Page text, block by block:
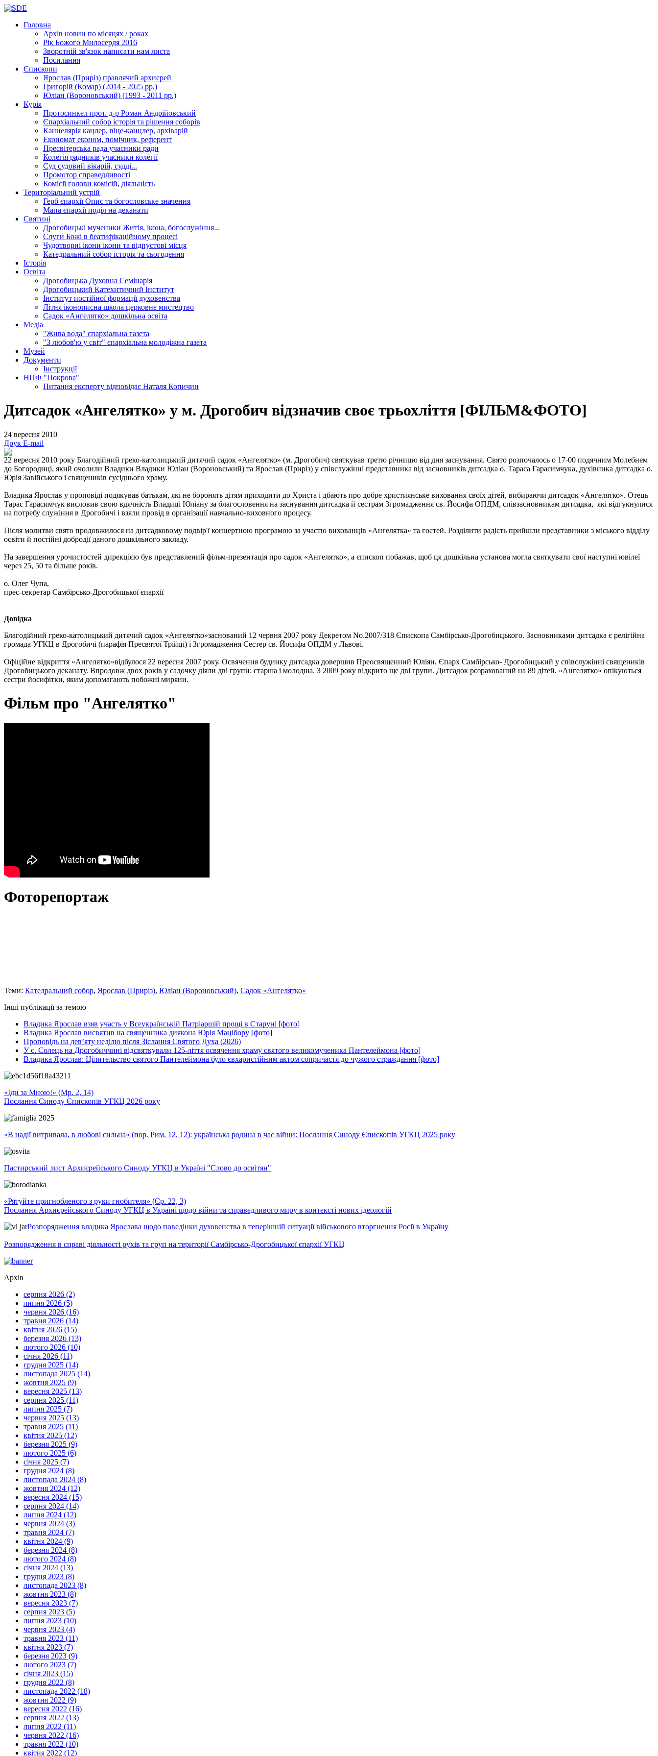
Головна
Архів новин по місяцях / роках
Рік Божого Милосердя 2016
Зворотній зв'язок написати нам листа
Посилання
Єпископи
Ярослав (Приріз) правлячий архиєрей
Григорій (Комар) (2014 - 2025 рр.)
Юліан (Вороновський) (1993 - 2011 рр.)
Курія
Протосинкел прот. д-р Роман Андрійовський
Єпархіальний собор історія та рішення соборів
Канцелярія кацлер, віце-канцлер, архіварій
Економат економ, помічник, референт
Пресвітерська рада учасники ради
Колегія радників учасники колегії
Суд судовий вікарій, судді...
Промотор справедливості
Комісіїголови комісій, діяльність
Територіальний устрій
Герб єпархіїОпис та богословське значення
Мапа єпархіїподіл на деканати
Святині
Дрогобицькі мученики Житія, ікона, богослужіння...
Слуги Божі в беатифікаційному процесі
Чудотворні ікони ікони та відпустові місця
Катедральний собор історія та сьогодення
Історія
Освіта
Дрогобицька Духовна Семінарія
Дрогобицький Катехитичний Інститут
Інститут постійної формації духовенства
Літня іконописна школа церковне мистецтво
Садок «Ангелятко» дошкільна освіта
Медіа
"Жива вода" єпархіальна газета
"З любов'ю у світ" єпархіальна молодіжна газета
Музей
Документи
Інструкції
НПФ "Покрова"
Питання експерту відповідає Наталя Копичин
Дитсадок «Ангелятко» у м. Дрогобич відзначив своє трьохліття [ФІЛЬМ&ФОТО]
24 вересня 2010
Друк E-mail
22 вересня 2010 року Благодійний греко-католицький дитячий садок «Ангелятко» (м. Дрогобич) святкував третю річницю від дня заснування. Свято розпочалось о 17-00 подячним Молебнем
до Богородиці, який очолили Владики Владики Юліан (Вороновський) та Ярослав (Приріз) у співслужінні представника від засновників дитсадка о. Тараса Гарасимчука, духівника дитсадка о.
Юрія Завійського і священиків сусіднього храму.
Владика Ярослав у проповіді подякував батькам, які не боронять дітям приходити до Христа і дбають про добре християнське виховання своїх дітей, вибираючи дитсадок «Ангелятко». Отець
Тарас Гарасимчук висловив свою вдячність Владиці Юліану за благословення на заснування дитсадка й сестрам Згромадження св. Йосифа ОПДМ, співзасновникам дитсадка, які відгукнулися
на потребу служіння в Дрогобичі і взяли провід в організації навчально-виховного процесу.
Після молитви свято продовжилося на дитсадковому подвір'ї концертною програмою за участю вихованців «Ангелятка» та гостей. Розділити радість прийшли представники з міського відділу
освіти й постійні добродії даного дошкільного закладу.
На завершення урочистостей дирекцією був представлений фільм-презентація про садок «Ангелятко», а єпископ побажав, щоб ця дошкільна установа могла святкувати свої наступні ювілеї
через 25, 50 та більше років.
о. Олег Чупа,
прес-секретар Самбірсько-Дрогобицької єпархії
Довідка
Благодійний греко-католицький дитячий садок «Ангелятко»заснований 12 червня 2007 року Декретом No.2007/318 Єпископа Самбірсько-Дрогобицького. Засновниками дитсадка є релігійна
громада УГКЦ в Дрогобичі (парафія Пресвятої Трійці) і Згромадження Сестер св. Йосифа ОПДМ у Львові.
Офіційне відкриття «Ангелятко»відбулося 22 вересня 2007 року. Освячення будинку дитсадка довершив Преосвященний Юліян, Єпарх Самбірсько- Дрогобицький у співслужінні священиків
Дрогобицького деканату. Впродовж двох років у садочку діяли дві групи: старша і молодша. З 2009 року відкрито ще дві групи. Дитсадок розрахований на 89 дітей. «Ангелятко» опікуються
сестри йосифітки, яким допомагають побожні миряни.
Фільм про "Ангелятко"
Фоторепортаж
Теми: Катедральний собор, Ярослав (Приріз), Юліан (Вороновський), Садок «Ангелятко»
Інші публікації за темою
Владика Ярослав взяв участь у Всеукраїнській Патріаршій прощі в Старуні [фото]
Владика Ярослав висвятив на священника диякона Юрія Мацібору [фото]
Проповідь на дев’яту неділю після Зіслання Святого Духа (2026)
У с. Солець на Дрогобиччині відсвяткували 125-ліття освячення храму святого великомученика Пантелеймона [фото]
Владика Ярослав: Цілительство святого Пантелеймона було євхаристійним актом сопричастя до чужого страждання [фото]
«Іди за Мною!» (Мр. 2, 14)
Послання Синоду Єпископів УГКЦ 2026 року
«В надії витривала, в любові сильна» (пор. Рим. 12, 12): українська родина в час війни: Послання Синоду Єпископів УГКЦ 2025 року
Пастирський лист Архиєрейського Синоду УГКЦ в Україні "Слово до освітян"
«Рятуйте пригнобленого з руки гнобителя» (Єр. 22, 3)
Послання Архиєрейського Синоду УГКЦ в Україні щодо війни та справедливого миру в контексті нових ідеологій
Розпорядження владика Ярослава щодо поведінки духовенства в теперішній ситуації військового вторгнення Росії в Україну
Розпорядження в справі діяльності рухів та груп на території Самбірсько-Дрогобицької єпархії УГКЦ
Архів
серпня 2026 (2)
липня 2026 (5)
червня 2026 (16)
травня 2026 (14)
квітня 2026 (15)
березня 2026 (13)
лютого 2026 (10)
січня 2026 (11)
грудня 2025 (14)
листопада 2025 (14)
жовтня 2025 (9)
вересня 2025 (13)
серпня 2025 (11)
липня 2025 (7)
червня 2025 (13)
травня 2025 (11)
квітня 2025 (12)
березня 2025 (9)
лютого 2025 (6)
січня 2025 (7)
грудня 2024 (8)
листопада 2024 (8)
жовтня 2024 (12)
вересня 2024 (15)
серпня 2024 (14)
липня 2024 (12)
червня 2024 (3)
травня 2024 (7)
квітня 2024 (9)
березня 2024 (8)
лютого 2024 (8)
січня 2024 (13)
грудня 2023 (8)
листопада 2023 (8)
жовтня 2023 (8)
вересня 2023 (7)
серпня 2023 (5)
липня 2023 (10)
червня 2023 (4)
травня 2023 (11)
квітня 2023 (7)
березня 2023 (9)
лютого 2023 (7)
січня 2023 (15)
грудня 2022 (8)
листопада 2022 (18)
жовтня 2022 (9)
вересня 2022 (16)
серпня 2022 (13)
липня 2022 (11)
червня 2022 (16)
травня 2022 (10)
квітня 2022 (12)